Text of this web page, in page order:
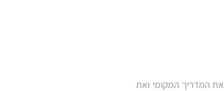
המדריך המקומי ואת